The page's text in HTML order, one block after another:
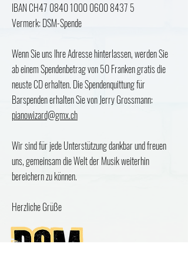
IBAN CH47 0840 1000 0600 8437 5
Vermerk: DSM-Spende
Wenn Sie uns Ihre Adresse hinterlassen, werden Sie
ab einem Spendenbetrag von 5O Franken gratis die
neuste CD erhalten. Die Spendenquittung für
Barspenden erhalten Sie von Jerry Grossmann:
pianowizard@gmx.ch
Wir sind für jede Unterstützung dankbar und freuen
uns, gemeinsam die Welt der Musik weiterhin
bereichern zu können.
Herzliche Grüße